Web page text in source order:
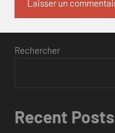
Rechercher
Recent Posts